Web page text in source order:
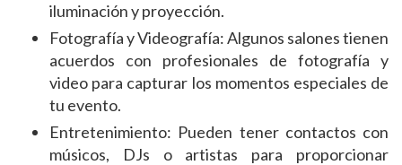
iluminación y proyección.
Fotografía y Videografía: Algunos salones tienen
acuerdos con profesionales de fotografía y
video para capturar los momentos especiales de
tu evento.
Entretenimiento: Pueden tener contactos con
músicos, DJs o artistas para proporcionar